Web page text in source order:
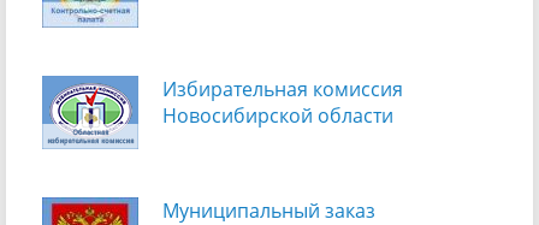
Избирательная комиссия
Новосибирской области
Муниципальный заказ